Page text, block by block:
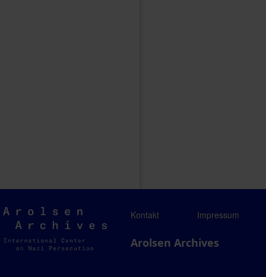
Arolsen
Archives
Kontakt Impressum
Arolsen Archives